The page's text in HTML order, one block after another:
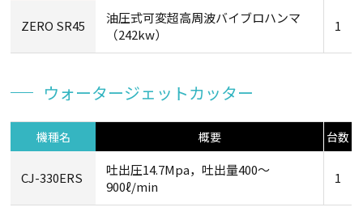
ZERO SR45
油圧式可変超高周波バイブロハンマ
（242kw）
1
ウォータージェットカッター
機種名 概要 台数
CJ-330ERS
吐出圧14.7Mpa，吐出量400～
900ℓ/min
1